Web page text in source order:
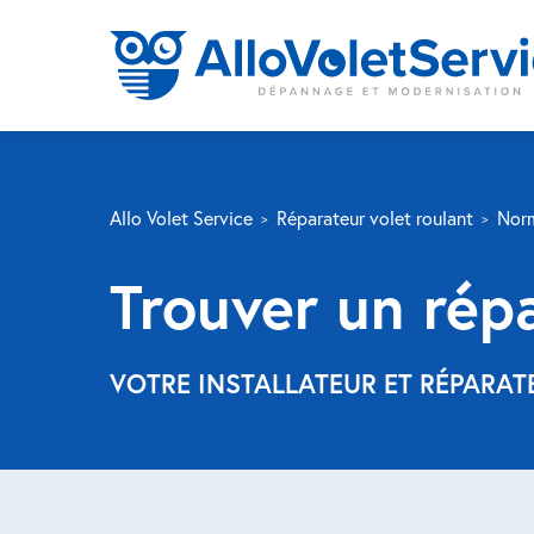
Allo Volet Service Réparateur volet roulant
Trouver un
VOTRE INSTALLATEUR ET